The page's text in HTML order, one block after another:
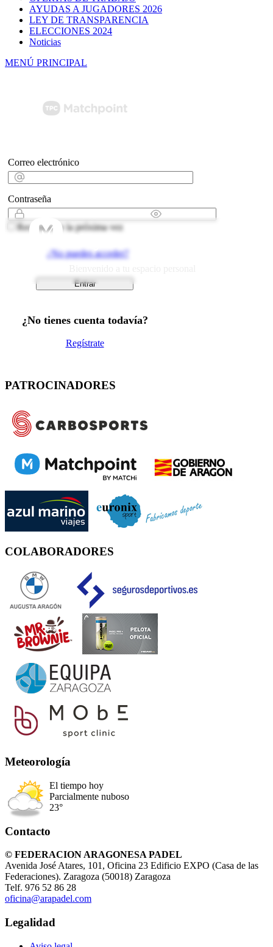
AYUDAS A JUGADORES 2026
LEY DE TRANSPARENCIA
ELECCIONES 2024
Noticias
MENÚ PRINCIPAL
Correo electrónico
Contraseña
Recordarme la próxima vez
¿No puedes acceder?
¿No tienes cuenta todavía?
Regístrate
PATROCINADORES
COLABORADORES
Meteorología
El tiempo hoy
Parcialmente nuboso
23°
Contacto
© FEDERACION ARAGONESA PADEL
Avenida José Atares, 101, Oficina 23 Edificio EXPO (Casa de las
Federaciones). Zaragoza (50018) Zaragoza
Telf. 976 52 86 28
oficina@arapadel.com
Legalidad